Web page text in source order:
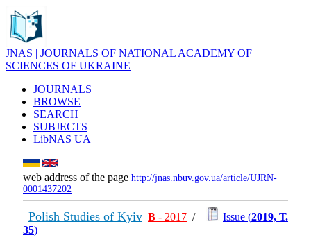
JNAS | JOURNALS OF NATIONAL ACADEMY OF
SCIENCES OF UKRAINE
JOURNALS
BROWSE
SEARCH
SUBJECTS
LibNAS UA
web address of the page http://jnas.nbuv.gov.ua/article/UJRN-
0001437202
Polish Studies of Kyiv В - 2017 / Issue (2019, Т.
35)